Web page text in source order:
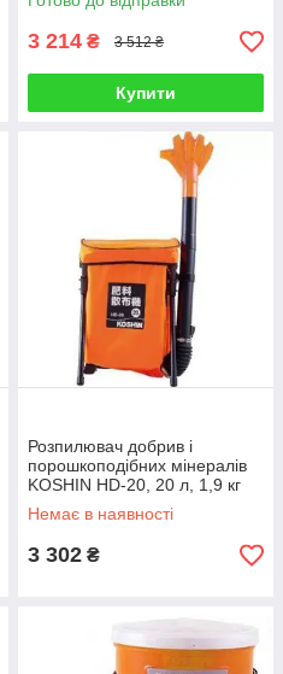
3 214 ₴ 3 512 ₴
Купити
Розпилювач добрив і
порошкоподібних мінералів
KOSHIN HD-20, 20 л, 1,9 кг
(458830)
Немає в наявності
3 302 ₴